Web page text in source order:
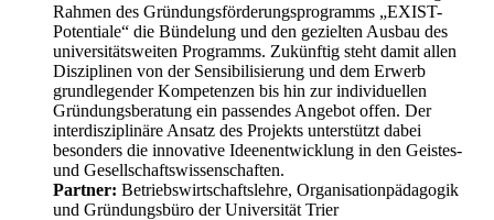
Rahmen des Gründungsförderungsprogramms „EXIST-
Potentiale“ die Bündelung und den gezielten Ausbau des
universitätsweiten Programms. Zukünftig steht damit allen
Disziplinen von der Sensibilisierung und dem Erwerb
grundlegender Kompetenzen bis hin zur individuellen
Gründungsberatung ein passendes Angebot offen. Der
interdisziplinäre Ansatz des Projekts unterstützt dabei
besonders die innovative Ideenentwicklung in den Geistes-
und Gesellschaftswissenschaften.
Partner: Betriebswirtschaftslehre, Organisationpädagogik
und Gründungsbüro der Universität Trier